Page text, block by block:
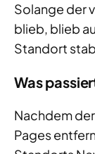
Solange der
blieb, blieb
Standort
Was
Nachdem
Pages